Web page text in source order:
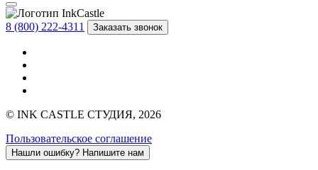
8 (800) 222-4311 Заказать звонок
© INK CASTLE СТУДИЯ, 2026
Пользовательское соглашение
Нашли ошибку? Напишите нам